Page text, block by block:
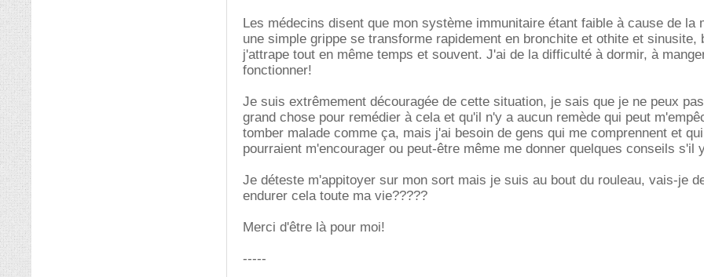
Les médecins disent que mon système immunitaire étant faible à cause de la
une simple grippe se transforme rapidement en bronchite et othite et sinusite,
j'attrape tout en même temps et souvent. J'ai de la difficulté à dormir, à
fonctionner!
Je suis extrêmement découragée de cette situation, je sais que je ne peux
grand chose pour remédier à cela et qu'il n'y a aucun remède qui peut
tomber malade comme ça, mais j'ai besoin de gens qui me comprennent et qui
pourraient m'encourager ou peut-être même me donner quelques conseils s'il
Je déteste m'appitoyer sur mon sort mais je suis au bout du rouleau, vais-je
endurer cela toute ma vie?????
Merci d'être là pour moi!
-----